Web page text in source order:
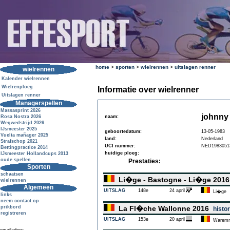
wielrennen
Kalender wielrennen
Wielrenploeg
Uitslagen renner
Managerspellen
Massasprint 2026
Rosa Nostra 2026
Wegwedstrijd 2026
IJsmeester 2025
Vuelta mañager 2025
Strafschop 2021
Bettingpractice 2014
IJsmeester Hollandcups 2013
oude spellen
Sporten
schaatsen
wielrennen
Algemeen
links
neem contact op
prikbord
registreren
home > sporten > wielrennen > uitslagen renner
Informatie over wielrenner
naam: johnny
geboortedatum:
13-05-1983
land:
Nederland
UCI nummer:
huidige ploeg:
Prestaties:
Li�ge - Bastogne - Li�ge
UITSLAG 148e 24 april Li�ge
La Fl�che Wallonne 2016
UITSLAG 153e 20 april